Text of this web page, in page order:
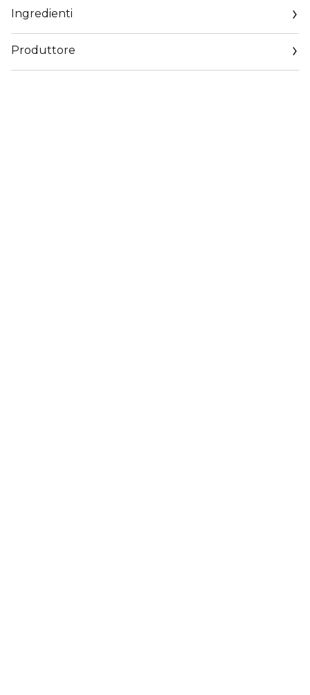
Grazie agli estratti addolcenti e idratanti di Fiori d’Arancio ed
Elicriso italiani e a un complesso idratante da zuccheri,
inoltre, offre molteplici benefici sia alla pelle che alla mente.
Un nuovo gesto quotidiano che avvolge corpo e capelli in
Ingredienti
Produttore